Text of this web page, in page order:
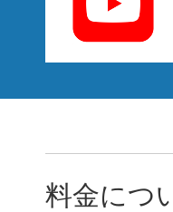
料金につ